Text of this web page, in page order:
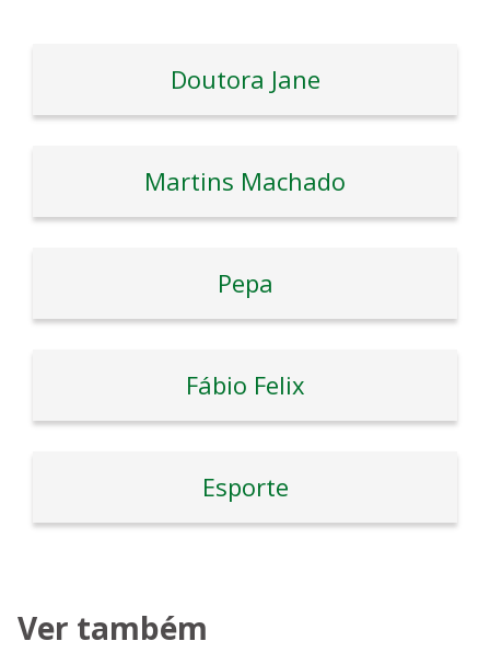
Doutora Jane
Martins Machado
Pepa
Fábio Felix
Esporte
Ver também